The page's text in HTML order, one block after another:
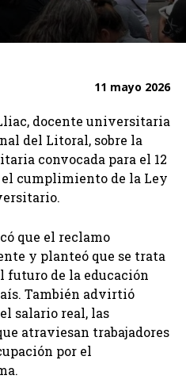
11 mayo 2026
docente universitaria
del Litoral, sobre la
convocada para el 12
cumplimiento de la Ley
que el reclamo
y planteó que se trata
futuro de la educación
También advirtió
salario real, las
atraviesan trabajadores
por el